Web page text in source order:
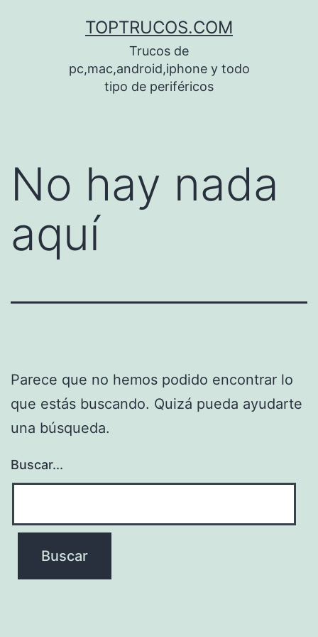
TOPTRUCOS.COM
Trucos de
pc,mac,android,iphone y todo
tipo de periféricos
No hay nada
aquí
Parece que no hemos podido encontrar lo
que estás buscando. Quizá pueda ayudarte
una búsqueda.
Buscar...